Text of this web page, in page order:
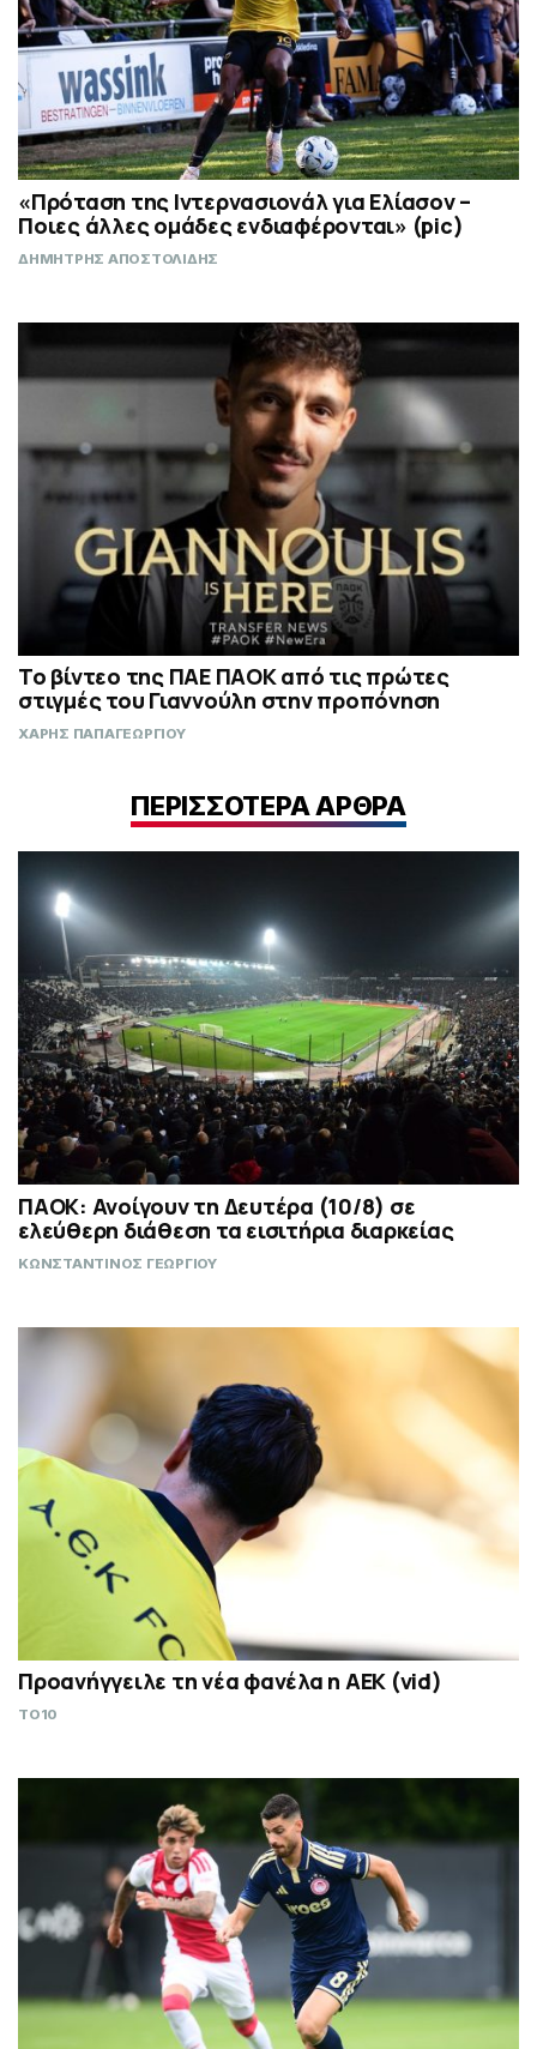
«Πρόταση της Ιντερνασιονάλ για Ελίασον –
Ποιες άλλες ομάδες ενδιαφέρονται» (pic)
ΔΗΜΗΤΡΗΣ ΑΠΟΣΤΟΛΙΔΗΣ
Το βίντεο της ΠΑΕ ΠΑΟΚ από τις πρώτες
στιγμές του Γιαννούλη στην προπόνηση
ΧΑΡΗΣ ΠΑΠΑΓΕΩΡΓΙΟΥ
ΠΕΡΙΣΣΟΤΕΡΑ ΑΡΘΡΑ
ΠΑΟΚ: Ανοίγουν τη Δευτέρα (10/8) σε
ελεύθερη διάθεση τα εισιτήρια διαρκείας
ΚΩΝΣΤΑΝΤΙΝΟΣ ΓΕΩΡΓΙΟΥ
Προανήγγειλε τη νέα φανέλα η ΑΕΚ (vid)
TO10